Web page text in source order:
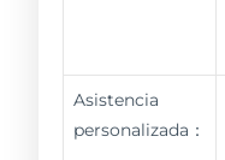
Asistencia
personalizada：